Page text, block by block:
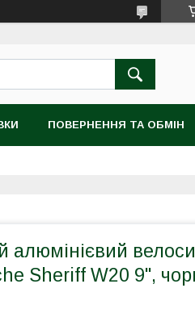
ПОВЕРНЕННЯ ТА ОБМІН
алюмінієвий
Sheriff W20 9",